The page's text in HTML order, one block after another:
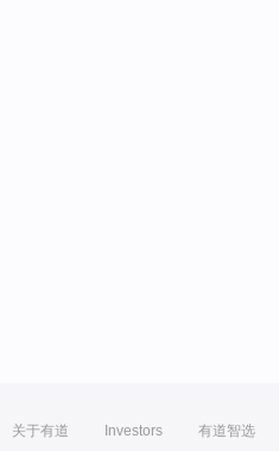
关于有道 Investors 有道智选